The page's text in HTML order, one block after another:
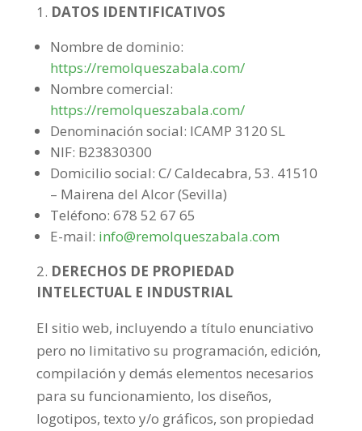
DATOS IDENTIFICATIVOS
Nombre de dominio:
https://remolqueszabala.com/
Nombre comercial:
https://remolqueszabala.com/
Denominación social: ICAMP 3120 SL
NIF: B23830300
Domicilio social: C/ Caldecabra, 53. 41510
– Mairena del Alcor (Sevilla)
Teléfono: 678 52 67 65
E-mail: info@remolqueszabala.com
DERECHOS DE PROPIEDAD
INTELECTUAL E INDUSTRIAL
El sitio web, incluyendo a título enunciativo
pero no limitativo su programación, edición,
compilación y demás elementos necesarios
para su funcionamiento, los diseños,
logotipos, texto y/o gráficos, son propiedad